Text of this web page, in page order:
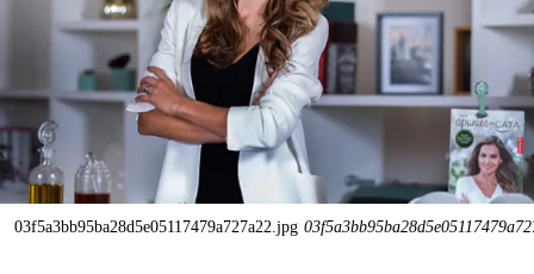
03f5a3bb95ba28d5e05117479a727a22.jpg